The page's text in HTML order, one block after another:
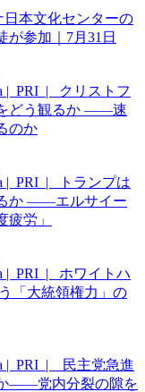
本文化センターの
が参加｜7月31日
| PRI | クリストフ
どう観るか ――速
のか
| PRI | トランプは
か ――エルサイー
労」
| PRI | ホワイトハ
「大統領権力」の
| PRI | 民主党急進
――党内分裂の隙を